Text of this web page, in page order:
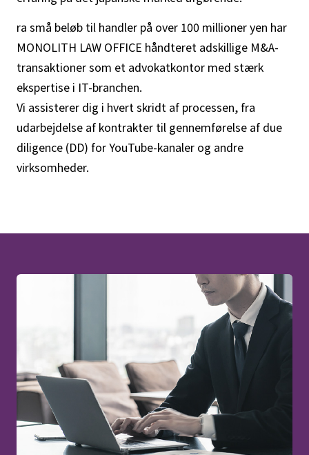
ra små beløb til handler på over 100 millioner yen har
MONOLITH LAW OFFICE håndteret adskillige M&A-
transaktioner som et advokatkontor med stærk
ekspertise i IT-branchen.
Vi assisterer dig i hvert skridt af processen, fra
udarbejdelse af kontrakter til gennemførelse af due
diligence (DD) for YouTube-kanaler og andre
virksomheder.